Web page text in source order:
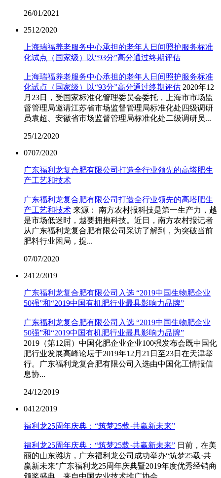
26/01/2021
2512/2020
上海瑞福养老服务中心承担的老年人日间照护服务标准
化试点（国家级）以“93分”高分通过终期评估
上海瑞福养老服务中心承担的老年人日间照护服务标准
化试点（国家级）以“93分”高分通过终期评估 2020年12
月23日，受国家标准化管理委员会委托，上海市市场监
督管理局邀请江苏省市场监督管理局标准化处四级调研
员袁超、安徽省市场监督管理局标准化处二级调研员...
25/12/2020
0707/2020
广东福利龙复合肥有限公司打造全行业领先的高塔肥生
产工艺和技术
广东福利龙复合肥有限公司打造全行业领先的高塔肥生
产工艺和技术 来源： 南方农村报科技是第一生产力，越
是市场低迷时，越要拥抱科技。近日，南方农村报记者
从广东福利龙复合肥有限公司采访了解到，为突破当前
肥料行业困局，提...
07/07/2020
2412/2019
广东福利龙复合肥有限公司入选 “2019中国生物肥企业
50强”和“2019中国有机肥行业最具影响力品牌”
广东福利龙复合肥有限公司入选 “2019中国生物肥企业
50强”和“2019中国有机肥行业最具影响力品牌”
2019（第12届）中国化肥企业企业100强发布会既中国化
肥行业发展高峰论坛于2019年12月21日至23日在天津举
行。广东福利龙复合肥有限公司入选由中国化工情报信
息协...
24/12/2019
0412/2019
福利龙25周年庆典：“筑梦25载·共赢新未来”
福利龙25周年庆典：“筑梦25载·共赢新未来” 日前，在美
丽的山东潍坊，广东福利龙公司成功举办“筑梦25载·共
赢新未来”广东福利龙25周年庆典暨2019年度优秀经销商
颁奖盛典。来自中国农业技术推广协会、...